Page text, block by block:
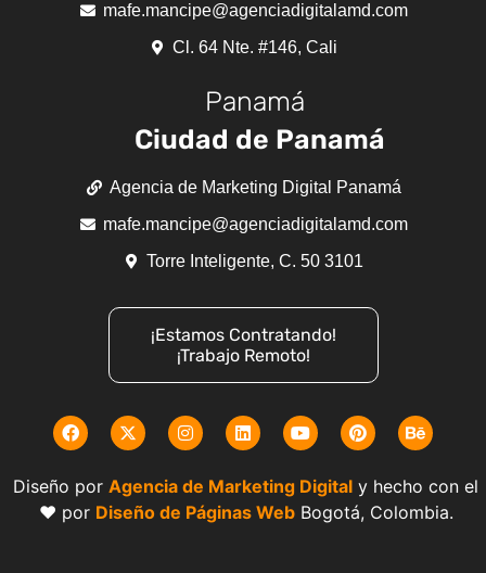
mafe.mancipe@agenciadigitalamd.com
Cl. 64 Nte. #146, Cali
Panamá
Ciudad de Panamá
Agencia de Marketing Digital Panamá
mafe.mancipe@agenciadigitalamd.com
Torre Inteligente, C. 50 3101
¡Estamos Contratando!
¡Trabajo Remoto!
Diseño por Agencia de Marketing Digital y hecho con el
❤️ por Diseño de Páginas WebBogotá, Colombia.